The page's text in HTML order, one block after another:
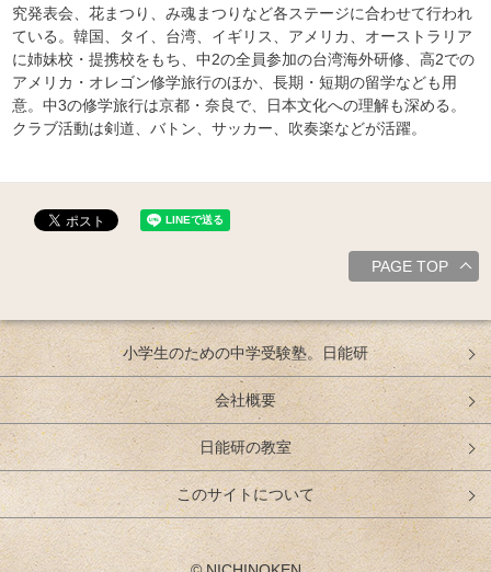
究発表会、花まつり、み魂まつりなど各ステージに合わせて行われ
ている。韓国、タイ、台湾、イギリス、アメリカ、オーストラリア
に姉妹校・提携校をもち、中2の全員参加の台湾海外研修、高2での
アメリカ・オレゴン修学旅行のほか、長期・短期の留学なども用
意。中3の修学旅行は京都・奈良で、日本文化への理解も深める。
クラブ活動は剣道、バトン、サッカー、吹奏楽などが活躍。
PAGE TOP
小学生のための中学受験塾。日能研
会社概要
日能研の教室
このサイトについて